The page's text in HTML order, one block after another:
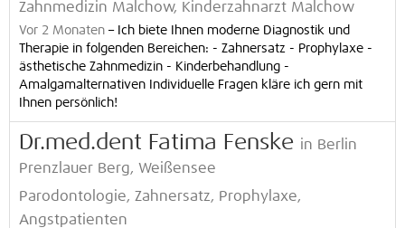
Zahnmedizin Malchow, Kinderzahnarzt Malchow
Vor 2 Monaten – Ich biete Ihnen moderne Diagnostik und
Therapie in folgenden Bereichen: - Zahnersatz - Prophylaxe -
ästhetische Zahnmedizin - Kinderbehandlung -
Amalgamalternativen Individuelle Fragen kläre ich gern mit
Ihnen persönlich!
Dr.med.dent Fatima Fenske in Berlin
Prenzlauer Berg, Weißensee
Parodontologie, Zahnersatz, Prophylaxe,
Angstpatienten